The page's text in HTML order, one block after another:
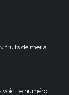
fruits de mer a l...
voici le numéro